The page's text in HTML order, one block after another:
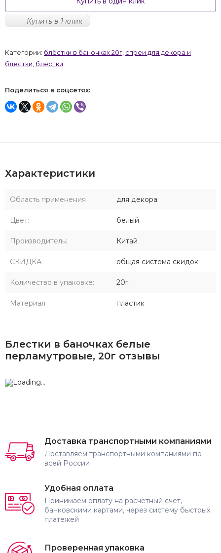
Купить в 1 клик
Категории: блёстки в баночках 20г спреи для декора и
блёстки блёстки
Поделиться в соцсетях:
Характеристики
Область применения для декора
Цвет: белый
Производитель: Китай
СКИДКА общая система скидок
Количество в упаковке: 20г
Материал пластик
Блестки в баночках белые
перламутровые, 20г отзывы
Доставка транспортными компаниями
Доставляем транспортными компаниями по
всей России
Удобная оплата
Принимаем оплату на расчётный счёт,
банковскими картами, через систему быстрых
платежей
Проверенная упаковка